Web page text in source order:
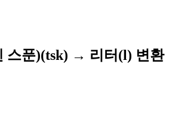
스푼)(tsk) → 리터(l) 변환